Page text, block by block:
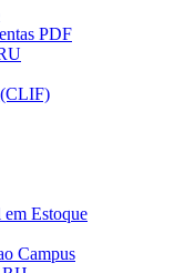
PDF
(CLIF)
Estoque
Campus